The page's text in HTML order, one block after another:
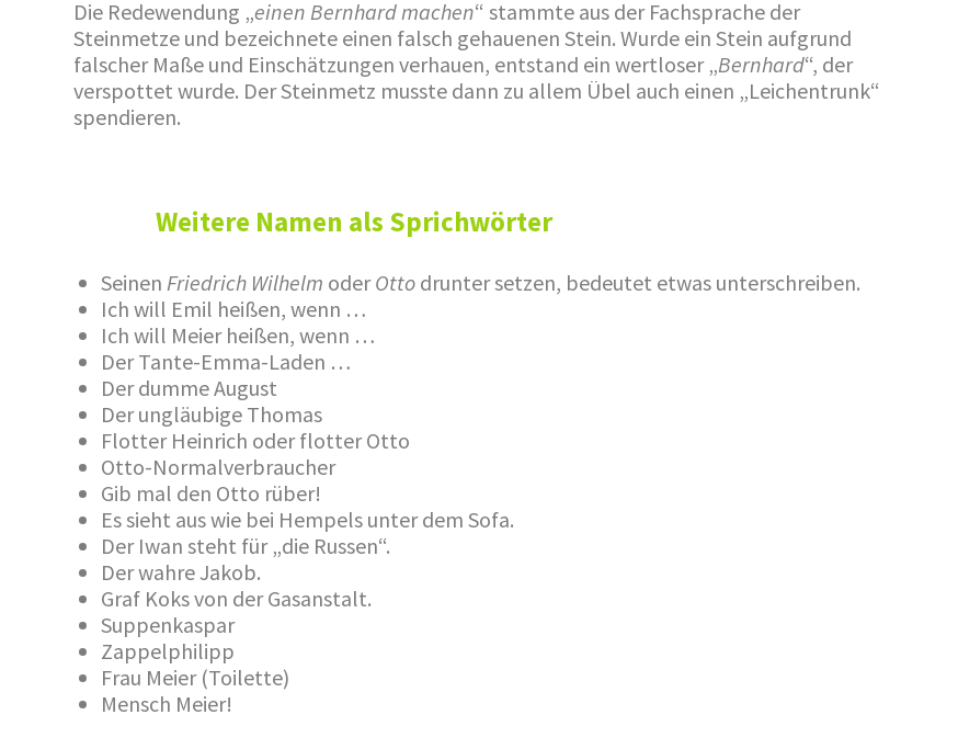
Die Redewendung „einen Bernhard machen“ stammte aus der Fachsprache der
Steinmetze und bezeichnete einen falsch gehauenen Stein. Wurde ein Stein aufgrund
falscher Maße und Einschätzungen verhauen, entstand ein wertloser „Bernhard“, der
verspottet wurde. Der Steinmetz musste dann zu allem Übel auch einen „Leichentrunk“
spendieren.
Weitere Namen als Sprichwörter
SeinenFriedrich Wilhelm oderOtto drunter setzen, bedeutet etwas unterschreiben.
Ich will Emil heißen, wenn …
Ich will Meier heißen, wenn …
Der Tante-Emma-Laden …
Der dumme August
Der ungläubige Thomas
Flotter Heinrich oder flotter Otto
Otto-Normalverbraucher
Gib mal den Otto rüber!
Es sieht aus wie bei Hempels unter dem Sofa.
Der Iwan steht für „die Russen“.
Der wahre Jakob.
Graf Koks von der Gasanstalt.
Suppenkaspar
Zappelphilipp
Frau Meier (Toilette)
Mensch Meier!